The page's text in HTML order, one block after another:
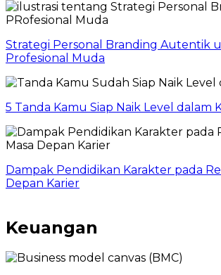
Strategi Personal Branding Autentik
Profesional Muda
5 Tanda Kamu Siap Naik Level dalam
Dampak Pendidikan Karakter pada
Depan Karier
Keuangan